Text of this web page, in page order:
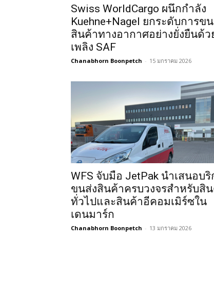
Swiss WorldCargo ผนึกกำลัง
Kuehne+Nagel ยกระดับการข
สินค้าทางอากาศอย่างยั่งยืนด้ว
เพลิง SAF
Chanabhorn Boonpetch - 15 มกราคม 2026
WFS จับมือ JetPak นำเสนอบริ
ขนส่งสินค้าครบวงจรสำหรับสิ
ทั่วไปและสินค้าอีคอมเมิร์ซใน
เดนมาร์ก
Chanabhorn Boonpetch - 13 มกราคม 2026